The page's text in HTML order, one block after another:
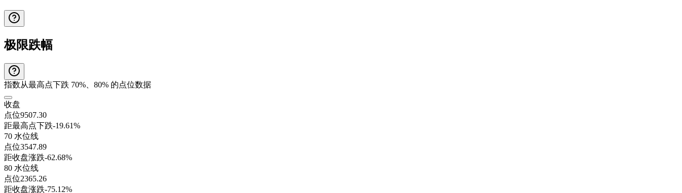
极限跌幅
指数从最高点下跌 70%、80% 的点位数据
收盘
点位9507.30
距最高点下跌-19.61%
70 水位线
点位3547.89
距收盘涨跌-62.68%
80 水位线
点位2365.26
距收盘涨跌-75.12%